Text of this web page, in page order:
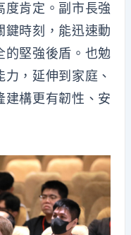
度肯定。副市長強
鍵時刻，能迅速動
的堅強後盾。也勉
，延伸到家庭、
建構更有韌性、安